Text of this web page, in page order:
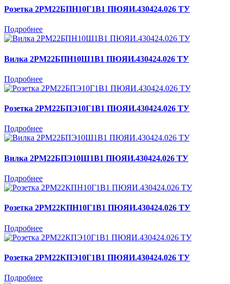
Розетка 2РМ22БПН10Г1В1 ПЮЯИ.430424.026 ТУ
Подробнее
Вилка 2РМ22БПН10Ш1В1 ПЮЯИ.430424.026 ТУ
Подробнее
Розетка 2РМ22БПЭ10Г1В1 ПЮЯИ.430424.026 ТУ
Подробнее
Вилка 2РМ22БПЭ10Ш1В1 ПЮЯИ.430424.026 ТУ
Подробнее
Розетка 2РМ22КПН10Г1В1 ПЮЯИ.430424.026 ТУ
Подробнее
Розетка 2РМ22КПЭ10Г1В1 ПЮЯИ.430424.026 ТУ
Подробнее